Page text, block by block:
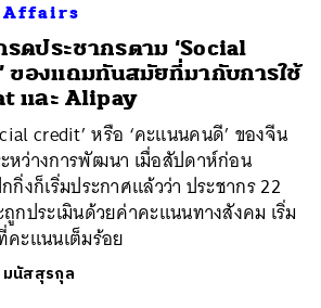
Affairs
รดประชากรตาม ‘Social
ของแถมทันสมัยที่มากับการใช้
และ Alipay
credit’ หรือ ‘คะแนนคนดี’ ของจีน
หว่างการพัฒนา เมื่อสัปดาห์ก่อน
กิ่งก็เริ่มประกาศแล้วว่า ประชากร 22
กประเมินด้วยค่าคะแนนทางสังคม เริ่ม
ะแนนเต็มร้อย
นัสสุรกุล